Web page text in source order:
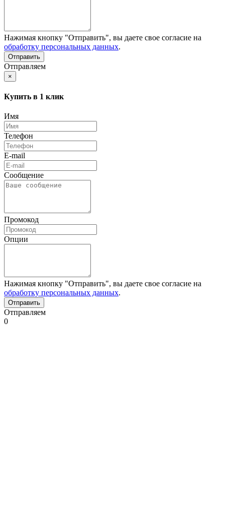
Нажимая кнопку "Отправить", вы даете свое согласие на
обработку персональных данных.
Отправляем
×
Купить в 1 клик
Имя
Телефон
E-mail
Сообщение
Промокод
Опции
Нажимая кнопку "Отправить", вы даете свое согласие на
обработку персональных данных.
Отправляем
0